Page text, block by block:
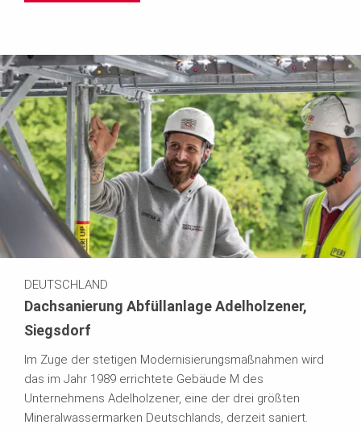
DEUTSCHLAND
Dachsanierung Abfüllanlage Adelholzener,
Siegsdorf
Im Zuge der stetigen Modernisierungsmaßnahmen wird
das im Jahr 1989 errichtete Gebäude M des
Unternehmens Adelholzener, eine der drei größten
Mineralwassermarken Deutschlands, derzeit saniert.